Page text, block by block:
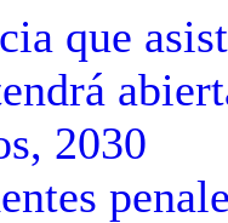
que
2030